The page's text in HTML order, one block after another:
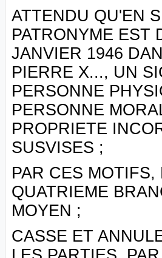
ATTENDU QU'EN
PATRONYME EST
JANVIER 1946
PIERRE X..., UN
PERSONNE
PERSONNE
PROPRIETE
SUSVISES ;
PAR CES
QUATRIEME
MOYEN ;
CASSE ET